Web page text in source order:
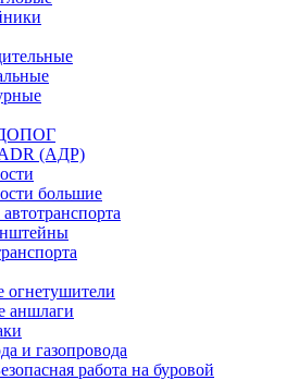
ДОПОГ
(АДР)
большие
аншлаги
и газопровода
работа на буровой